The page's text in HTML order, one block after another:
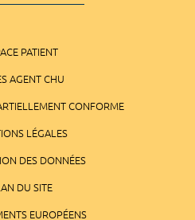
PATIENT
AGENT CHU
CONFORME
LÉGALES
DES DONNÉES
DU SITE
EUROPÉENS